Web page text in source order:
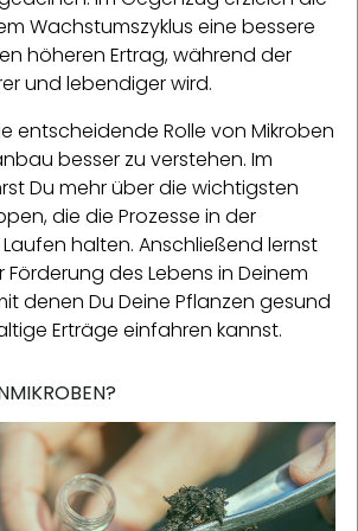
Wachstumszyklus eine bessere
höheren Ertrag, während der
und lebendiger wird.
entscheidende Rolle von Mikroben
besser zu verstehen. Im
Du mehr über die wichtigsten
die die Prozesse in der
halten. Anschließend lernst
Förderung des Lebens in Deinem
denen Du Deine Pflanzen gesund
Erträge einfahren kannst.